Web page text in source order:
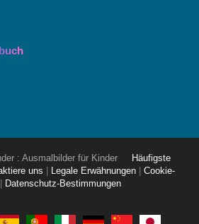
: Ausmalbilder für Kinder
Häufigste
uns Legale Erwähnungen
Cookie-
Datenschutz-Bestimmungen